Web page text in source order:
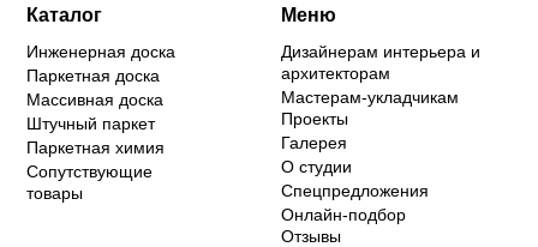
Каталог
Инженерная доска
Паркетная доска
Массивная доска
Штучный паркет
Паркетная химия
Сопутствующие
товары
Меню
Дизайнерам интерьера и
архитекторам
Мастерам-укладчикам
Проекты
Галерея
О студии
Спецпредложения
Онлайн-подбор
Отзывы